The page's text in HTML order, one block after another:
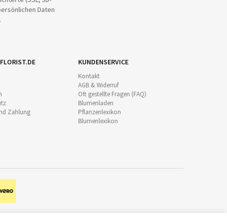
Daten
Zahlung
KUNDENSERVICE
Kontakt
AGB & Widerruf
Oft gestellte Fragen (FAQ)
Blumenladen
Pflanzenlexikon
Blumenlexikon